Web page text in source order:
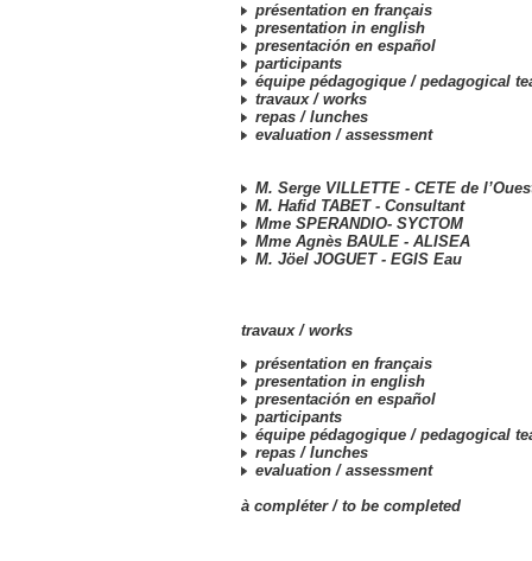
présentation en français
presentation in english
presentación en español
participants
équipe pédagogique / pedagogical
travaux / works
repas / lunches
evaluation / assessment
M. Serge VILLETTE - CETE de
M. Hafid TABET - Consultant
Mme SPERANDIO- SYCTOM
Mme Agnès BAULE - ALISEA
M. Jöel JOGUET - EGIS Eau
travaux / works
présentation en français
presentation in english
presentación en español
participants
équipe pédagogique / pedagogical
repas / lunches
evaluation / assessment
à compléter / to be completed